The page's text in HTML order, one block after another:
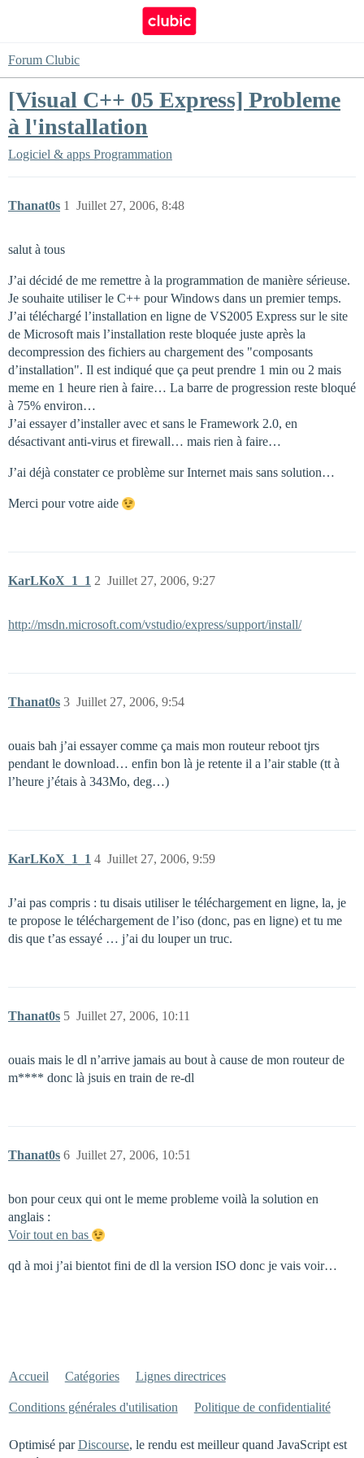
Forum Clubic
[Visual C++ 05 Express] Probleme
à l'installation
Logiciel & apps Programmation
Thanat0s Juillet 27, 2006, 8:48
1
salut à tous
J’ai décidé de me remettre à la programmation de manière sérieuse.
Je souhaite utiliser le C++ pour Windows dans un premier temps.
J’ai téléchargé l’installation en ligne de VS2005 Express sur le site
de Microsoft mais l’installation reste bloquée juste après la
decompression des fichiers au chargement des "composants
d’installation". Il est indiqué que ça peut prendre 1 min ou 2 mais
meme en 1 heure rien à faire… La barre de progression reste bloqué
à 75% environ…
J’ai essayer d’installer avec et sans le Framework 2.0, en
désactivant anti-virus et firewall… mais rien à faire…
J’ai déjà constater ce problème sur Internet mais sans solution…
Merci pour votre aide
KarLKoX_1_1 Juillet 27, 2006, 9:27
2
http://msdn.microsoft.com/vstudio/express/support/install/
Thanat0s Juillet 27, 2006, 9:54
3
ouais bah j’ai essayer comme ça mais mon routeur reboot tjrs
pendant le download… enfin bon là je retente il a l’air stable (tt à
l’heure j’étais à 343Mo, deg…)
KarLKoX_1_1 Juillet 27, 2006, 9:59
4
J’ai pas compris : tu disais utiliser le téléchargement en ligne, la, je
te propose le téléchargement de l’iso (donc, pas en ligne) et tu me
dis que t’as essayé … j’ai du louper un truc.
Thanat0s Juillet 27, 2006, 10:11
5
ouais mais le dl n’arrive jamais au bout à cause de mon routeur de
m**** donc là jsuis en train de re-dl
Thanat0s Juillet 27, 2006, 10:51
6
bon pour ceux qui ont le meme probleme voilà la solution en
anglais :
Voir tout en bas
qd à moi j’ai bientot fini de dl la version ISO donc je vais voir…
Accueil Catégories Lignes directrices
Conditions générales d'utilisation Politique de confidentialité
Optimisé parDiscourse, le rendu est meilleur quand JavaScript est